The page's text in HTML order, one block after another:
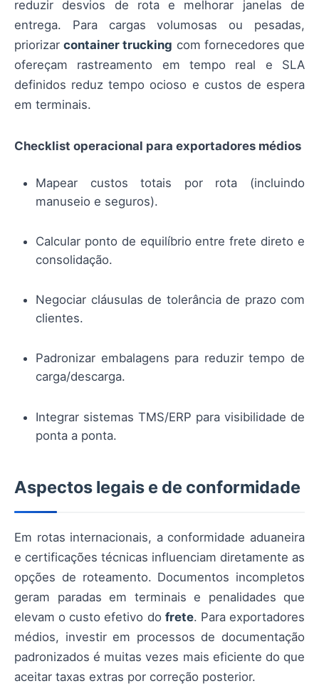
reduzir desvios de rota e melhorar janelas de
entrega. Para cargas volumosas ou pesadas,
priorizarcontainer trucking com fornecedores que
ofereçam rastreamento em tempo real e SLA
definidos reduz tempo ocioso e custos de espera
em terminais.
Checklist operacional para exportadores médios
Mapear custos totais por rota (incluindo
manuseio e seguros).
Calcular ponto de equilíbrio entre frete direto e
consolidação.
Negociar cláusulas de tolerância de prazo com
clientes.
Padronizar embalagens para reduzir tempo de
carga/descarga.
Integrar sistemas TMS/ERP para visibilidade de
ponta a ponta.
Aspectos legais e de conformidade
Em rotas internacionais, a conformidade aduaneira
e certificações técnicas influenciam diretamente as
opções de roteamento. Documentos incompletos
geram paradas em terminais e penalidades que
elevam o custo efetivo do frete. Para exportadores
médios, investir em processos de documentação
padronizados é muitas vezes mais eficiente do que
aceitar taxas extras por correção posterior.